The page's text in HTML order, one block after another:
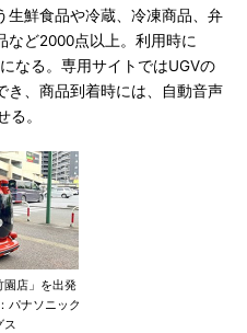
生鮮食品や冷蔵、冷凍商品、弁
など2000点以上。利用時に
なる。専用サイトではUGVの
き、商品到着時には、自動音声
る。
園店」を出発
パナソニック
ス